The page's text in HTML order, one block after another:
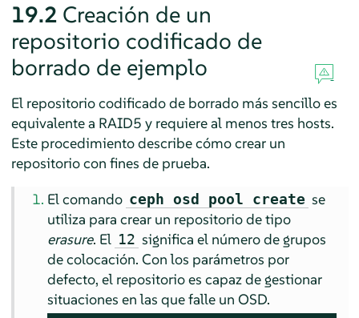
19.2 Creación de un
repositorio codificado de
borrado de ejemplo
El repositorio codificado de borrado más sencillo es
equivalente a RAID5 y requiere al menos tres hosts.
Este procedimiento describe cómo crear un
repositorio con fines de prueba.
El comando ceph osd pool create se
utiliza para crear un repositorio de tipo
erasure. El 12 significa el número de grupos
de colocación. Con los parámetros por
defecto, el repositorio es capaz de gestionar
situaciones en las que falle un OSD.